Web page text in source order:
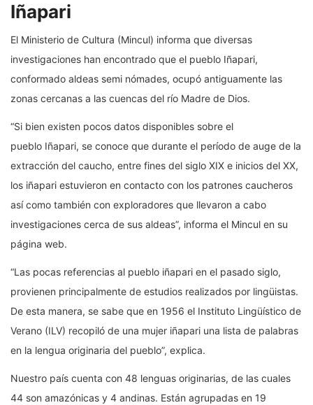
Iñapari
El Ministerio de Cultura (Mincul) informa que diversas
investigaciones han encontrado que el pueblo Iñapari,
conformado aldeas semi nómades, ocupó antiguamente las
zonas cercanas a las cuencas del río Madre de Dios.
“Si bien existen pocos datos disponibles sobre el
pueblo Iñapari, se conoce que durante el período de auge de la
extracción del caucho, entre fines del siglo XIX e inicios del XX,
los iñapari estuvieron en contacto con los patrones caucheros
así como también con exploradores que llevaron a cabo
investigaciones cerca de sus aldeas”, informa el Mincul en su
página web.
“Las pocas referencias al pueblo iñapari en el pasado siglo,
provienen principalmente de estudios realizados por lingüistas.
De esta manera, se sabe que en 1956 el Instituto Lingüístico de
Verano (ILV) recopiló de una mujer iñapari una lista de palabras
en la lengua originaria del pueblo”, explica.
Nuestro país cuenta con 48 lenguas originarias, de las cuales
44 son amazónicas y 4 andinas. Están agrupadas en 19